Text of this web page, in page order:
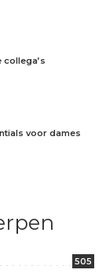
collega’s
voor dames
505